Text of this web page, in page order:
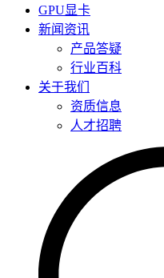
GPU显卡
新闻资讯
产品答疑
行业百科
关于我们
资质信息
人才招聘